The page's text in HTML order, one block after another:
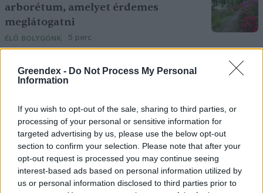
Greendex - Do Not Process My Personal
Information
If you wish to opt-out of the sale, sharing to third parties, or
processing of your personal or sensitive information for
targeted advertising by us, please use the below opt-out
section to confirm your selection. Please note that after your
opt-out request is processed you may continue seeing
interest-based ads based on personal information utilized by
us or personal information disclosed to third parties prior to
arborétum, amelyet érdemes
meglátogatni
ÉLŐ BOLYGÓNK 5 perc
Pár éven belül szivacsvárosokká
településeinket – Podcast
PODCAST 2 perc
Negatív vízállások, vízkorlátozások:
miképp takarékoskodhatsz a vízzel?
5 perc